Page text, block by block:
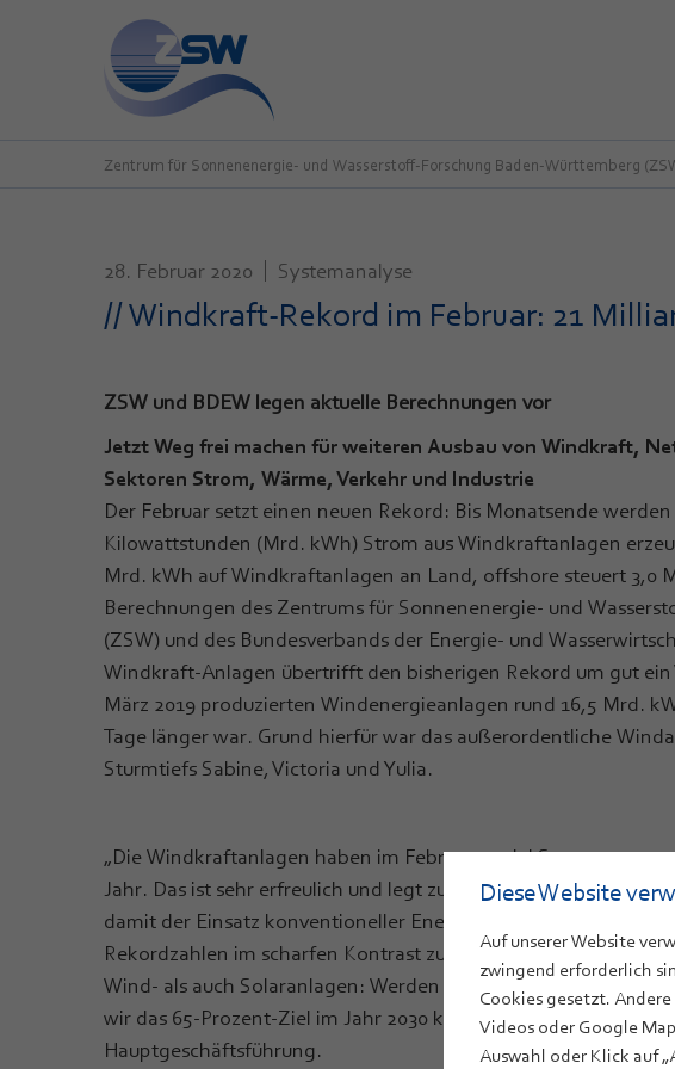
Zentrum für Sonnenenergie- und Wasserstoff-Forschung Baden-Württemberg
28. Februar 2020 Systemanalyse
// Windkraft-Rekord im Februar: 21
ZSW und BDEW legen aktuelle Berechnungen vor
Jetzt Weg frei machen für weiteren Ausbau von Windkraft,
Sektoren Strom, Wärme, Verkehr und Industrie
Der Februar setzt einen neuen Rekord: Bis Monatsende
Kilowattstunden (Mrd. kWh) Strom aus Windkraftanlagen
Mrd. kWh auf Windkraftanlagen an Land, offshore steuert 3,0
Berechnungen des Zentrums für Sonnenenergie- und
(ZSW) und des Bundesverbands der Energie- und
Windkraft-Anlagen übertrifft den bisherigen Rekord um gut
März 2019 produzierten Windenergieanlagen rund 16,5 Mrd.
Tage länger war. Grund hierfür war das außerordentliche
Sturmtiefs Sabine, Victoria und Yulia.
„Die Windkraftanlagen haben im Februar so viel Strom
Jahr. Das ist sehr erfreulich und legt zusammen mit der
damit der Einsatz konventioneller Energieträger kontinuierlich
Rekordzahlen im scharfen Kontrast zur dramatischen
Wind- als auch Solaranlagen: Werden die Hemmnisse und
wir das 65-Prozent-Ziel im Jahr 2030 krachend verfehlen“, so
Hauptgeschäftsführung.
Diese Website
Auf unserer Website
zwingend erforderlich
Cookies gesetzt.
Videos oder Google
Auswahl oder Klick auf